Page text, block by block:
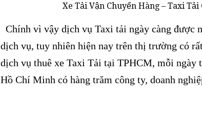
Xe Tải Vận Chuyển Hàng – Taxi Tải
Chính vì vậy dịch vụ Taxi tải ngày càng được
dịch vụ, tuy nhiên hiện nay trên thị trường có
dịch vụ thuê xe Taxi Tải tại TPHCM, mỗi ngày
Hồ Chí Minh có hàng trăm công ty, doanh